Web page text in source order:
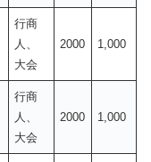
行商
人、
大会
2000 1,000
行商
人、
大会
2000 1,000